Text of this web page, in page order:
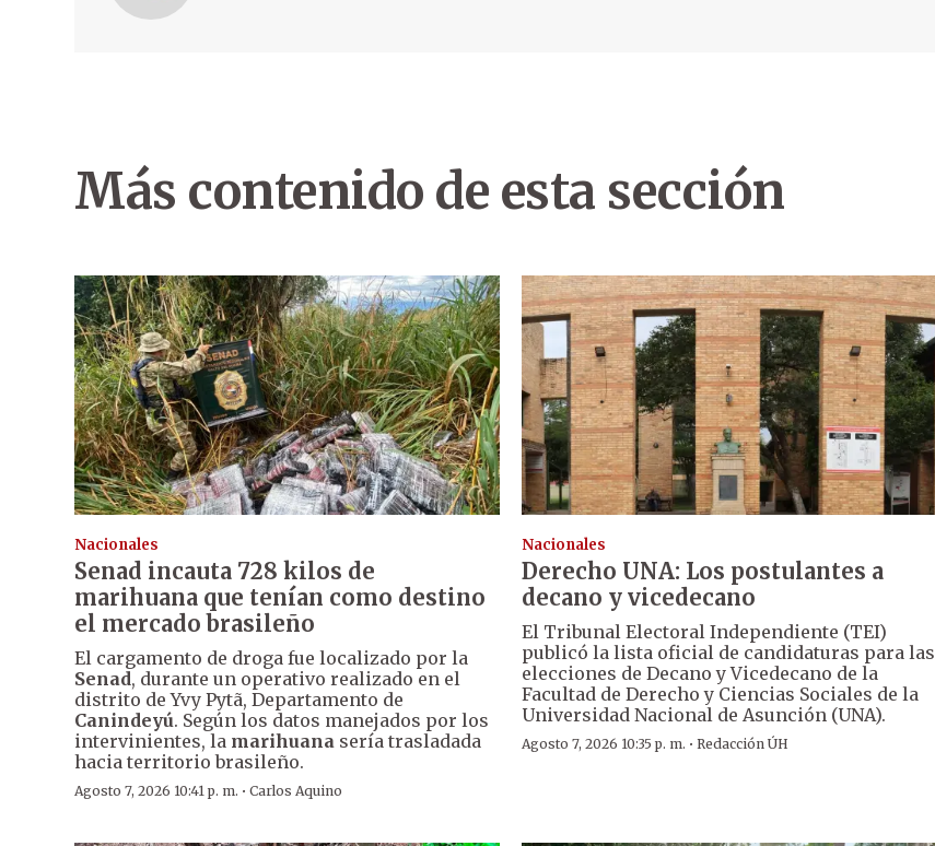
Más contenido de esta sección
Nacionales
Senad incauta 728 kilos de
marihuana que tenían como destino
el mercado brasileño
El cargamento de droga fue localizado por la
Senad, durante un operativo realizado en el
distrito de Yvy Pytã, Departamento de
Canindeyú. Según los datos manejados por los
intervinientes, la marihuana sería trasladada
hacia territorio brasileño.
Agosto 7, 2026 10:41 p. m. · Carlos Aquino
Nacionales
Derecho UNA: Los postulantes a
decano y vicedecano
El Tribunal Electoral Independiente (TEI)
publicó la lista oficial de candidaturas para las
elecciones de Decano y Vicedecano de la
Facultad de Derecho y Ciencias Sociales de la
Universidad Nacional de Asunción (UNA).
Agosto 7, 2026 10:35 p. m. ·Redacción ÚH